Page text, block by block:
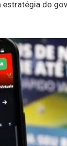
estratégia do